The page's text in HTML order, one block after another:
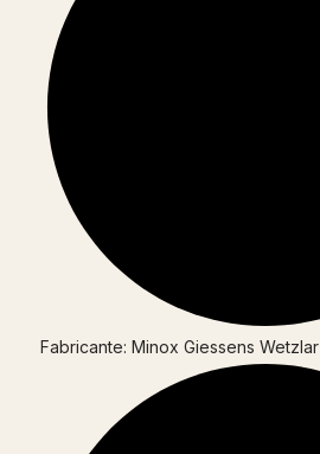
Fabricante: Minox Giessens Wetzlar